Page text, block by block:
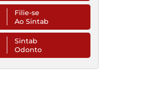
Filie-se
Ao Sintab
Sintab
Odonto